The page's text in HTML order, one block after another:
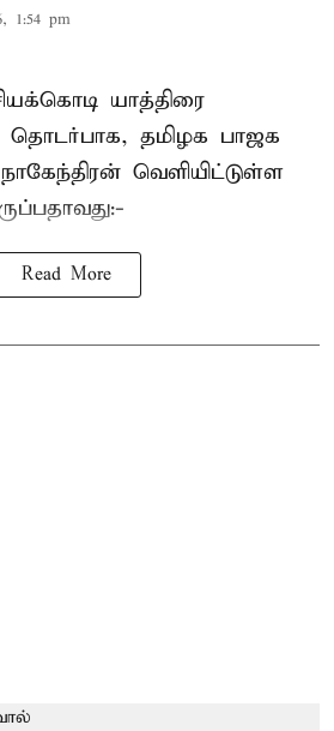
1:54 pm
யாத்திரை
தொடர்பாக, தமிழக பாஜக
வெளியிட்டுள்ள
Read More